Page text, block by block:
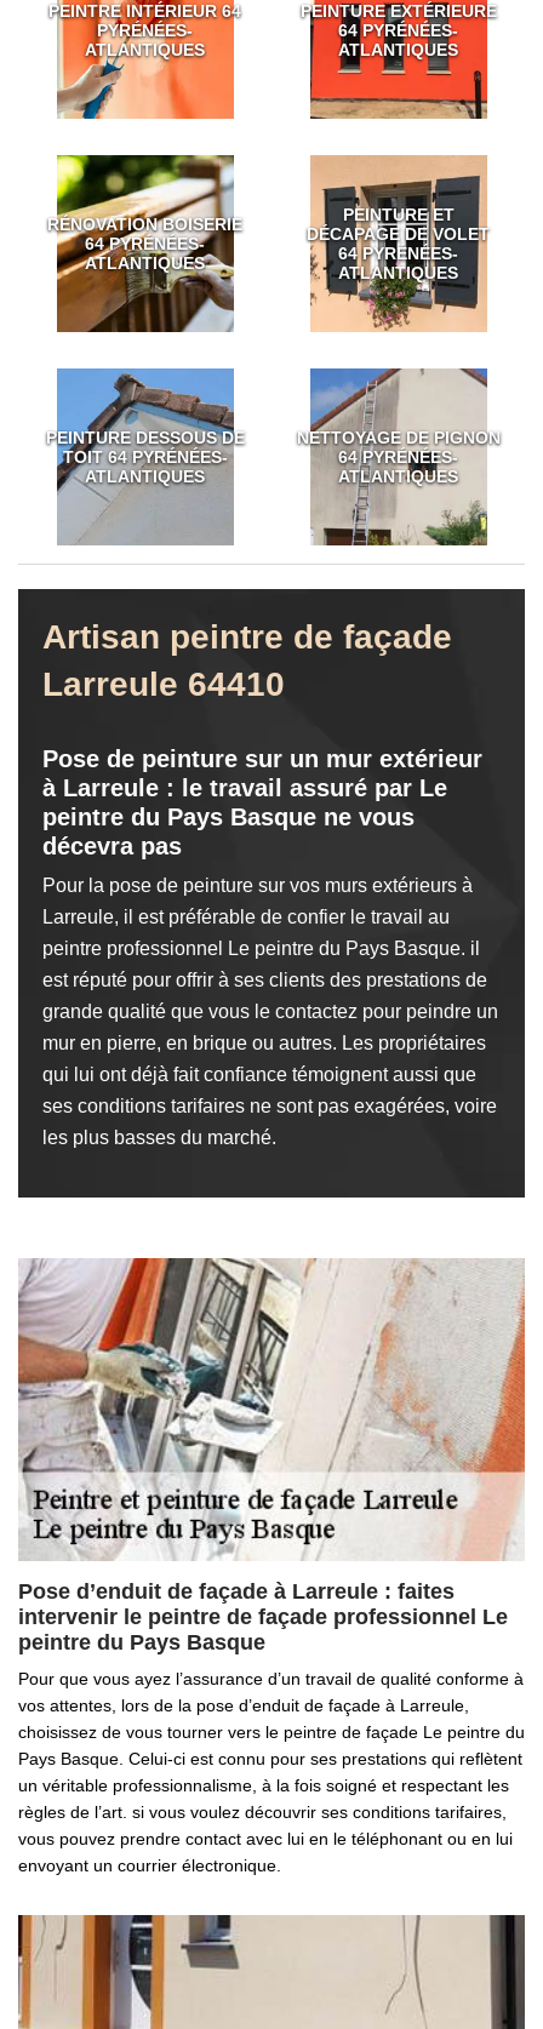
PEINTRE INTÉRIEUR 64
PYRÉNÉES-
ATLANTIQUES
PEINTURE EXTÉRIEURE
64 PYRÉNÉES-
ATLANTIQUES
RÉNOVATION BOISERIE
64 PYRÉNÉES-
ATLANTIQUES
PEINTURE ET
DÉCAPAGE DE VOLET
64 PYRÉNÉES-
ATLANTIQUES
PEINTURE DESSOUS DE
TOIT 64 PYRÉNÉES-
ATLANTIQUES
NETTOYAGE DE PIGNON
64 PYRÉNÉES-
ATLANTIQUES
Artisan peintre de façade
Larreule 64410
Pose de peinture sur un mur extérieur
à Larreule : le travail assuré par Le
peintre du Pays Basque ne vous
décevra pas
Pour la pose de peinture sur vos murs extérieurs à
Larreule, il est préférable de confier le travail au
peintre professionnel Le peintre du Pays Basque. il
est réputé pour offrir à ses clients des prestations de
grande qualité que vous le contactez pour peindre un
mur en pierre, en brique ou autres. Les propriétaires
qui lui ont déjà fait confiance témoignent aussi que
ses conditions tarifaires ne sont pas exagérées, voire
les plus basses du marché.
Pose d’enduit de façade à Larreule : faites
intervenir le peintre de façade professionnel Le
peintre du Pays Basque
Pour que vous ayez l’assurance d’un travail de qualité conforme à
vos attentes, lors de la pose d’enduit de façade à Larreule,
choisissez de vous tourner vers le peintre de façade Le peintre du
Pays Basque. Celui-ci est connu pour ses prestations qui reflètent
un véritable professionnalisme, à la fois soigné et respectant les
règles de l’art. si vous voulez découvrir ses conditions tarifaires,
vous pouvez prendre contact avec lui en le téléphonant ou en lui
envoyant un courrier électronique.